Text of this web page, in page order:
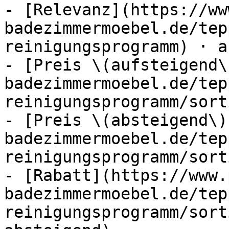
- [Relevanz](https://
badezimmermoebel.de/
reinigungsprogramm) ·
- [Preis
badezimmermoebel.de/
reinigungsprogramm/
- [Preis
badezimmermoebel.de/
reinigungsprogramm/
- [Rabatt](https://
badezimmermoebel.de/
reinigungsprogramm/